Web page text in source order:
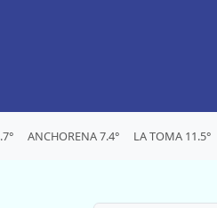
ANCHORENA 7.4° LA TOMA 11.5°